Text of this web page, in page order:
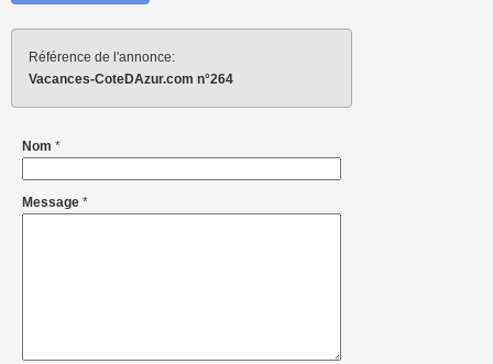
Référence de l'annonce:
Vacances-CoteDAzur.com n°264
Nom *
Message *